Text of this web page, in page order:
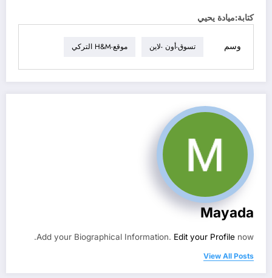
كتابة:ميادة يحيي
وسم تسوق-أون -لاين موقع-H&M التركي
Mayada
Add your Biographical Information. Edit your Profile now.
View All Posts